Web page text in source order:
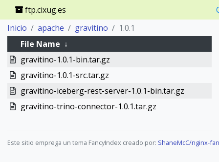
ftp.cixug.es
Inicio
apache gravitino
1.0.1
File Name ↓
gravitino-1.0.1-bin.tar.gz
gravitino-1.0.1-src.tar.gz
gravitino-iceberg-rest-server-1.0.1-bin.tar.gz
gravitino-trino-connector-1.0.1.tar.gz
Este sitio emprega un tema FancyIndex creado por: ShaneMcC/nginx-